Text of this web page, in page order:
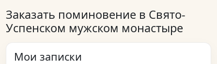
Заказать поминовение в Свято-
Успенском мужском монастыре
Мои записки